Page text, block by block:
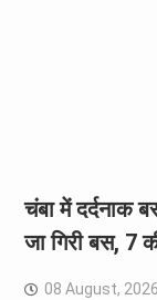
चंबा में दर्दनाक
जा गिरी बस, 7
08 August, 2026